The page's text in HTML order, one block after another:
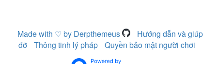
Made with ♡ by Derpthemeus
Hướng dẫn và giúp
đỡ
Thông tinh lý pháp Quyền bảo mật người chơi